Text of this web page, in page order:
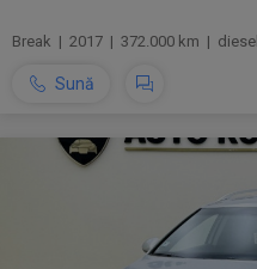
Break | 2017 | 372.000 km | diesel
Sună